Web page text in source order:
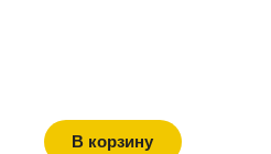
В корзину